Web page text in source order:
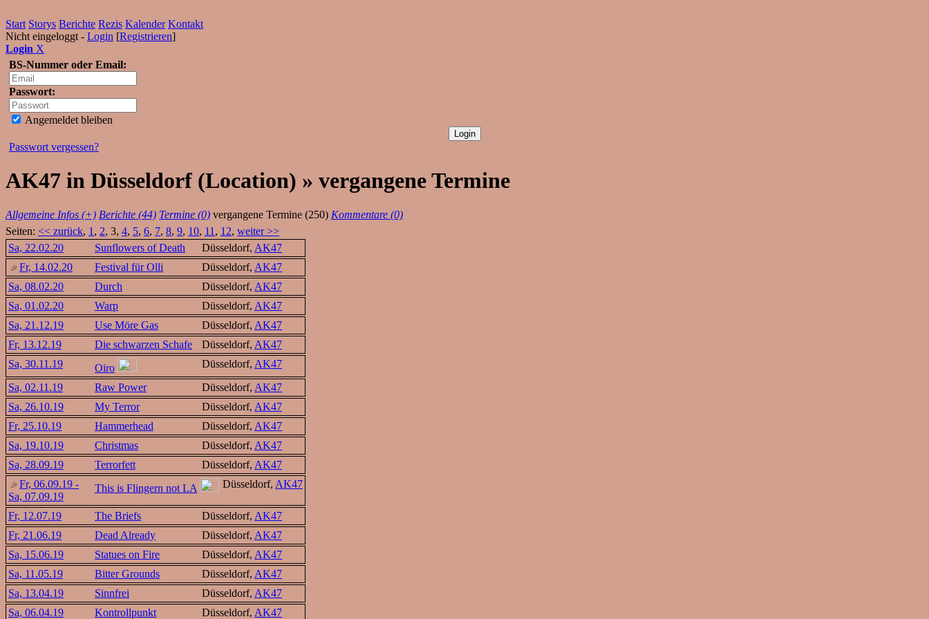
Start Storys Berichte Rezis Kalender Kontakt
Nicht eingeloggt - Login [Registrieren]
Login X
BS-Nummer oder Email:
Passwort:
Angemeldet bleiben
Passwort vergessen?
AK47 in Düsseldorf (Location) » vergangene Termine
Allgemeine Infos (+) Berichte (44) Termine (0) vergangene Termine (250) Kommentare (0)
Seiten: << zurück, 1 , 2, 3, 4, 5, 6, 7, 8, 9, 10, 11 , 12, weiter >>
Sa, 22.02.20
Sunflowers of Death Düsseldorf, AK47
Fr, 14.02.20
Festival für Olli Düsseldorf, AK47
Sa, 08.02.20
Durch Düsseldorf, AK47
Sa, 01.02.20
Warp Düsseldorf, AK47
Sa, 21.12.19
Use Möre Gas Düsseldorf, AK47
Fr, 13.12.19
Die schwarzen Schafe Düsseldorf, AK47
Sa, 30.11.19
Oiro Düsseldorf, AK47
Sa, 02.11.19
Raw Power Düsseldorf, AK47
Sa, 26.10.19
My Terror Düsseldorf, AK47
Fr, 25.10.19
Hammerhead Düsseldorf, AK47
Sa, 19.10.19
Christmas Düsseldorf, AK47
Sa, 28.09.19
Terrorfett Düsseldorf, AK47
Fr, 06.09.19 -
Sa, 07.09.19
This is Flingern not LA Düsseldorf, AK47
Fr, 12.07.19 The Briefs Düsseldorf, AK47
Fr, 21.06.19
Dead Already Düsseldorf, AK47
Sa, 15.06.19
Statues on Fire Düsseldorf, AK47
Sa, 11.05.19
Bitter Grounds Düsseldorf, AK47
Sa, 13.04.19
Sinnfrei Düsseldorf, AK47
Sa, 06.04.19
Kontrollpunkt Düsseldorf, AK47